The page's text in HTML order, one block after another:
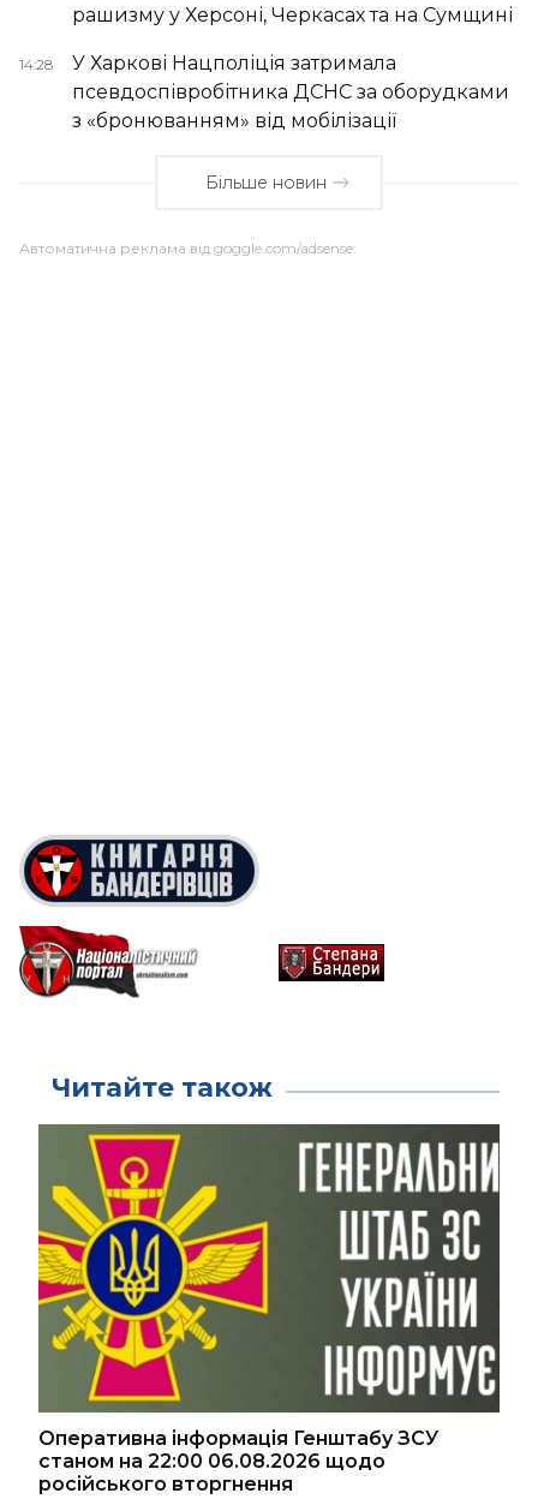
рашизму у Херсоні, Черкасах та на Сумщині
14:28
У Харкові Нацполіція затримала
псевдоспівробітника ДСНС за оборудками
з «бронюванням» від мобілізації
Більше новин
Автоматична реклама від goggle.com/adsense:
Читайте також
Оперативна інформація Генштабу ЗСУ
станом на 22:00 06.08.2026 щодо
російського вторгнення